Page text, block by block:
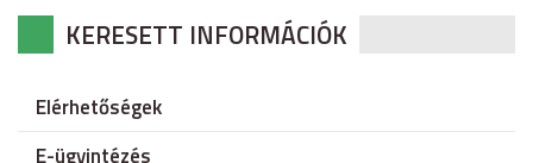
KERESETT INFORMÁCIÓK
Elérhetőségek
E-ügyintézés